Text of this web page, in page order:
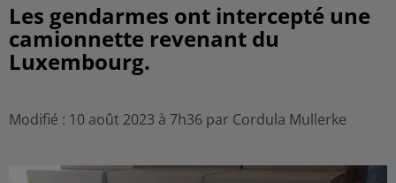
Les gendarmes ont intercepté une
camionnette revenant du
Luxembourg.
Modifié : 10 août 2023 à 7h36 par Cordula Mullerke